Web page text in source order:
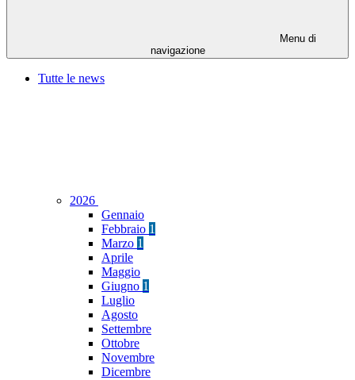
Menu di
navigazione
Tutte le news
2026
Gennaio
Febbraio 1
Marzo 1
Aprile
Maggio
Giugno 1
Luglio
Agosto
Settembre
Ottobre
Novembre
Dicembre